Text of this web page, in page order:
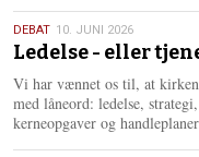
s
e
r
e
10.
juni
2026
DEBAT 10. JUNI 2026
Ledelse - eller
Vi har vænnet os til, at
med låneord: ledelse,
kerneopgaver og